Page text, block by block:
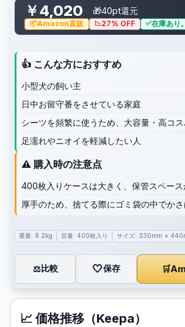
￥4,020 🎁40pt還元
Amazon直販 27% OFF 在庫あり。
👍 こんな方におすすめ
小型犬の飼い主
日中お留守番をさせている家庭
シーツを頻繁に使うため、大容量・高コ
足濡れやニオイを軽減したい人
⚠️ 購入時の注意点
400枚入りケースは大きく、保管スペース
厚手のため、捨てる際にゴミ袋の中でか
重量: 8.2kg 容量: 400枚入り サイズ: 330mm ×
⚖️比較 🤍保存 🛒
📈 価格推移（Keepa）